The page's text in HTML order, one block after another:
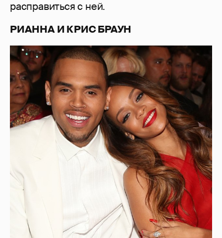
расправиться с ней.
РИАННА И КРИС БРАУН